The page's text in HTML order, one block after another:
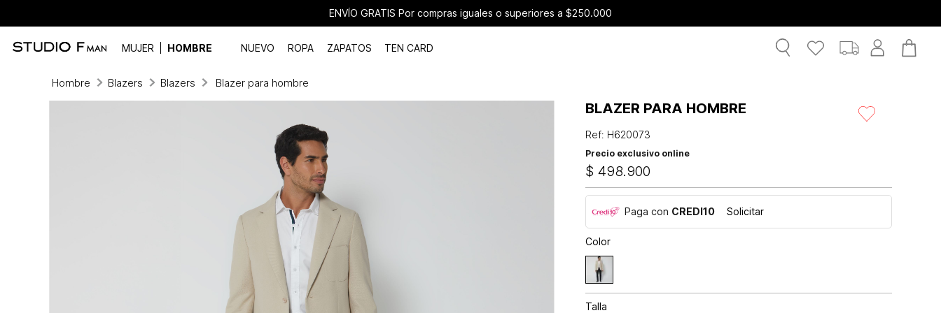
ENVÍO GRATIS Por compras iguales o superiores a $250.000
MUJER HOMBRE NUEVO ROPA ZAPATOS TEN CARD
Hombre Blazers Blazers Blazer para hombre
BLAZER PARA HOMBRE
Ref: H620073
Precio exclusivo online
$ 498.900
Paga con CREDI10 Solicitar
Color
Talla